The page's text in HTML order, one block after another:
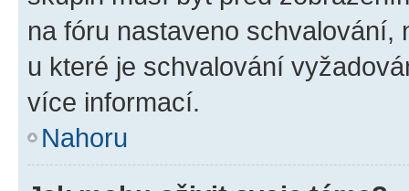
na fóru nastaveno schvalování,
u které je schvalování
více informací.
Nahoru